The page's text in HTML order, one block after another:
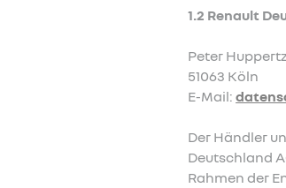
1.2 Renault
Peter
51063 Köln
E-Mail:
Der Händler
Deutschland
Rahmen der